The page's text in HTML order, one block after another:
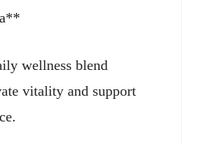
wellness blend
vitality and support